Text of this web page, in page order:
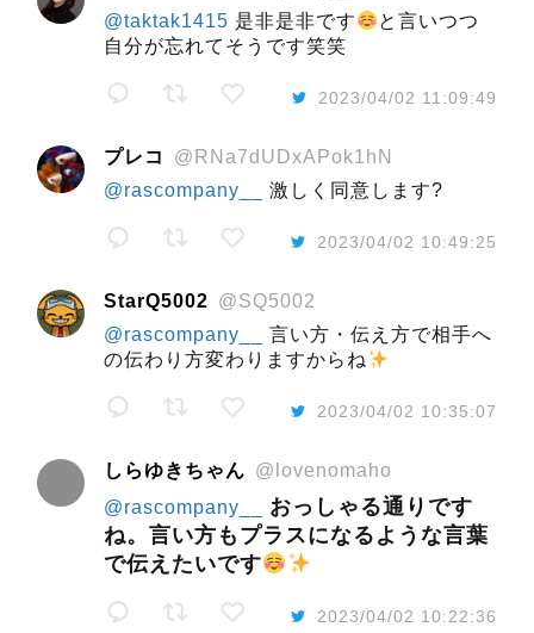
@taktak1415 是非是非です
と言いつつ
自分が忘れてそうです笑笑
2023/04/02 11:09:49
プレコ
@RNa7dUDxAPok1hN
@rascompany__
激しく同意します?
2023/04/02 10:49:25
StarQ5002 @SQ5002
@rascompany__
言い方・伝え方で相手へ
の伝わり方変わりますからね
2023/04/02 10:35:07
しらゆきちゃん @lovenomaho
@rascompany__
おっしゃる通りです
ね。言い方もプラスになるような言葉
で伝えたいです
2023/04/02 10:22:36